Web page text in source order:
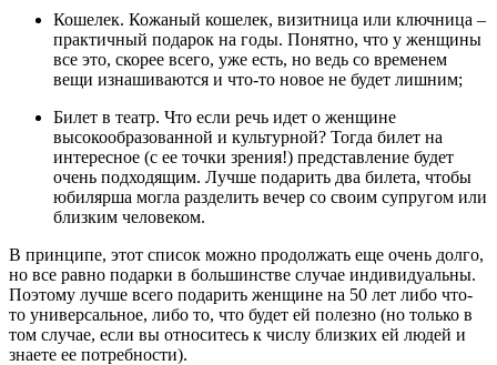
Кошелек. Кожаный кошелек, визитница или ключница –
практичный подарок на годы. Понятно, что у женщины
все это, скорее всего, уже есть, но ведь со временем
вещи изнашиваются и что-то новое не будет лишним;
Билет в театр. Что если речь идет о женщине
высокообразованной и культурной? Тогда билет на
интересное (с ее точки зрения!) представление будет
очень подходящим. Лучше подарить два билета, чтобы
юбилярша могла разделить вечер со своим супругом или
близким человеком.
В принципе, этот список можно продолжать еще очень долго,
но все равно подарки в большинстве случае индивидуальны.
Поэтому лучше всего подарить женщине на 50 лет либо что-
то универсальное, либо то, что будет ей полезно (но только в
том случае, если вы относитесь к числу близких ей людей и
знаете ее потребности).